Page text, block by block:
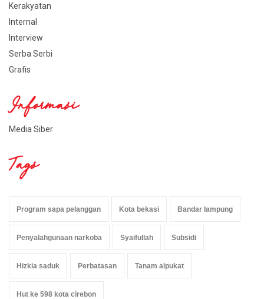
Kerakyatan
Internal
Interview
Serba Serbi
Grafis
Informasi
Media Siber
Tags
Program sapa pelanggan Kota bekasi Bandar lampung
Penyalahgunaan narkoba Syaifullah Subsidi
Hizkia saduk Perbatasan Tanam alpukat
Hut ke 598 kota cirebon